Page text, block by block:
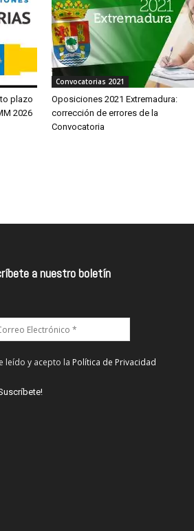
plazo
2026
Convocatorias 2021
Oposiciones 2021 Extremadura:
corrección de errores de la
Convocatoria
a nuestro boletín
leído y acepto la Política de Privacidad